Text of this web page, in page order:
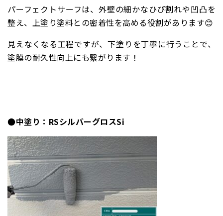
パーフェクトサーフは、外壁の細かなひび割れや凹凸を
整え、上塗り塗料との密着性を高める役割があります😊
見えなくなる工程ですが、下塗りを丁寧に行うことで、
塗膜の耐久性向上にも繋がります！
●中塗り：RSシルバーグロスSi